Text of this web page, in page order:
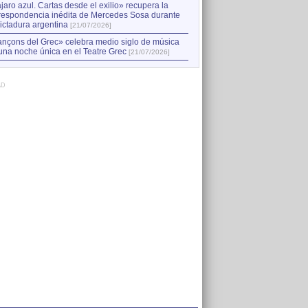
azul. Cartas desde el exilio» recupera la
inédita de Mercedes Sosa durante
argentina [21/07/2026]
del Grec» celebra medio siglo de música
noche única en el Teatre Grec [21/07/2026]